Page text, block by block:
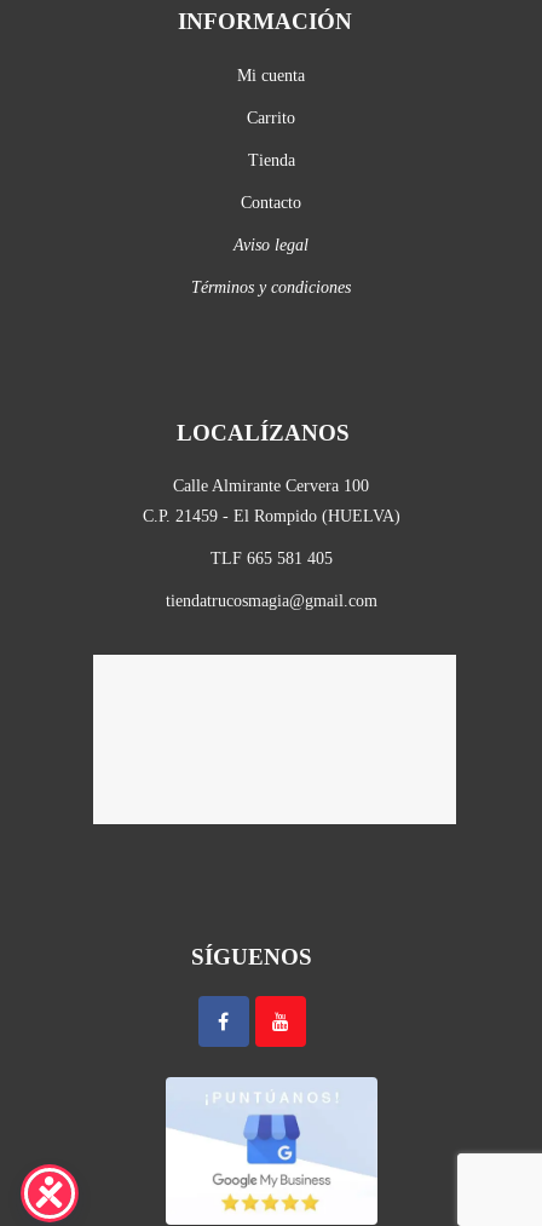
INFORMACIÓN
Mi cuenta
Carrito
Tienda
Contacto
Aviso legal
Términos y condiciones
LOCALÍZANOS
Calle Almirante Cervera 100
C.P. 21459 - El Rompido (HUELVA)
TLF 665 581 405
tiendatrucosmagia@gmail.com
SÍGUENOS